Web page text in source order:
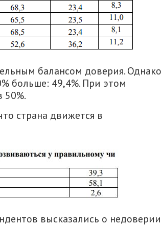
балансом доверия. Однако
больше: 49,4%. При этом
50%.
страна движется в
высказались о недоверии